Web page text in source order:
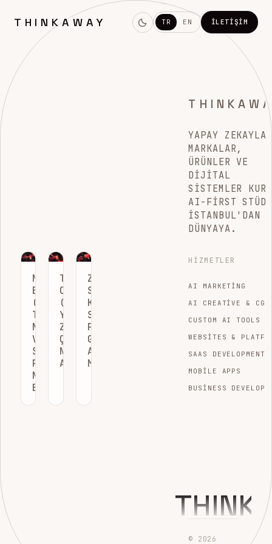
THINKAWAY TR EN İLETIŞIM
META
BAŞLIK
(META
TITLE)
NEDIR
VE
SEO
PERFORMANSINI
NASIL
ETKILER?
TIKLAMA
ORANI
(CTR)
YAPAY
ZEKA
ÇAĞINDA
NASIL
ARTIRILIR?
ZENGIN
SNIPPET
KULLANIMI
SEO
PERFORMANSINI
GERÇEKTEN
ARTIRIR
MI?
YAPAY ZEKAYLA
MARKALAR,
ÜRÜNLER VE
DIJITAL
SISTEMLER
AI-FIRST
İSTANBUL'DAN
DÜNYAYA.
HIZMETLER
AI MARKETING
AI CREATIVE & CGI
CUSTOM AI TOOLS
WEBSITES &
SAAS DEVELOPMENT
MOBILE APPS
BUSINESS
© 2026